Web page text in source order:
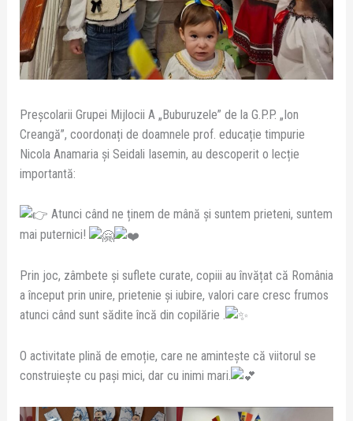
Preșcolarii Grupei Mijlocii A „Buburuzele” de la G.P.P. „Ion
Creangă”, coordonați de doamnele prof. educație timpurie
Nicola Anamaria și Seidali Iasemin, au descoperit o lecție
importantă:
Atunci când ne ținem de mână și suntem prieteni, suntem
mai puternici!
Prin joc, zâmbete și suflete curate, copiii au învățat că România
a început prin unire, prietenie și iubire, valori care cresc frumos
atunci când sunt sădite încă din copilărie .
O activitate plină de emoție, care ne amintește că viitorul se
construiește cu pași mici, dar cu inimi mari.